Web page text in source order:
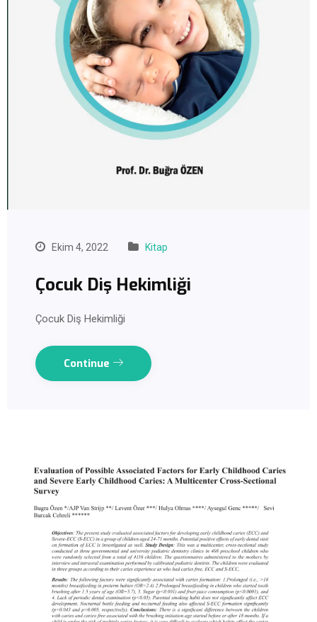
Ekim 4, 2022 Kitap
Çocuk Diş Hekimliği
Çocuk Diş Hekimliği
Continue